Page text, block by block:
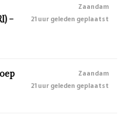
–
Zaandam
21 uur geleden geplaatst
Zaandam
21 uur geleden geplaatst